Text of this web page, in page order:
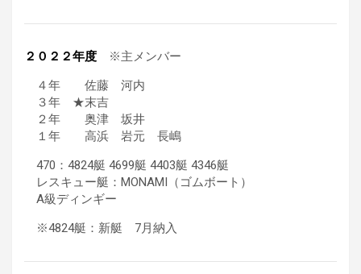
２０２２年度 ※主メンバー
４年 佐藤 河内
３年 ★末吉
２年 奥津 坂井
１年 高浜 岩元 長嶋
470：4824艇 4699艇 4403艇 4346艇
レスキュー艇：MONAMI（ゴムボート）
A級ディンギー
※4824艇：新艇 7月納入